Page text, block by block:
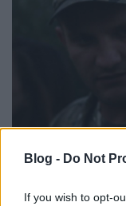
Blog - Do Not
If you wish to opt-